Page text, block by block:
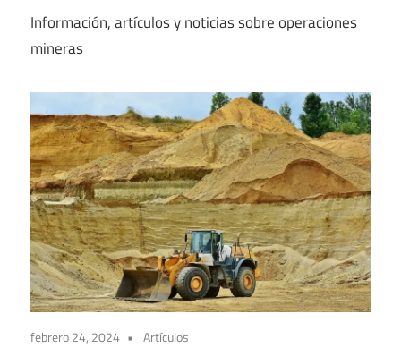
Información, artículos y noticias sobre operaciones
mineras
febrero 24, 2024 Artículos